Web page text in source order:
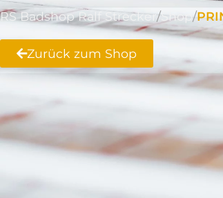
RS Badshop Ralf Strecker Shop
Zurück zum Shop